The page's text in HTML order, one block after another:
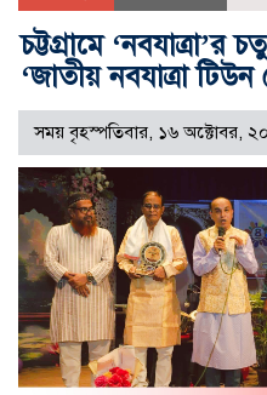
চট্টগ্রামে ‘নবযাত্রা’র
‘জাতীয় নবযাত্রা
সময় বৃহস্পতিবার, ১৬ অক্টোবর,